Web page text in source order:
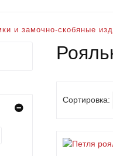
и замочно-скобяные
Сортировка: